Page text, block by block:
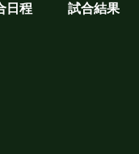
日程 試合結果